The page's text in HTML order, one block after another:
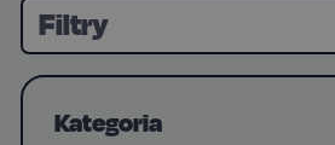
Filtry
Kategoria